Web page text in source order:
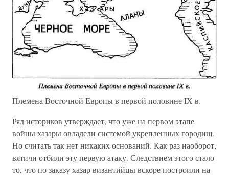
Племена Восточной Европы в первой половине IX в.
Ряд историков утверждает, что уже на первом этапе
войны хазары овладели системой укрепленных городищ.
Но считать так нет никаких оснований. Как раз наоборот,
вятичи отбили эту первую атаку. Следствием этого стало
то, что по заказу хазар византийцы вскоре построили на